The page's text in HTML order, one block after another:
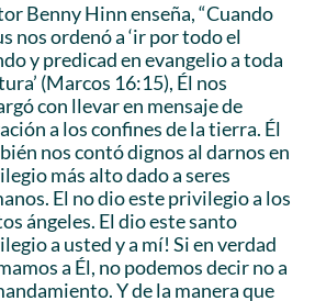
Benny Hinn enseña, “Cuando
nos ordenó a ‘ir por todo el
y predicad en evangelio a toda
(Marcos 16:15), Él nos
con llevar en mensaje de
a los confines de la tierra. Él
nos contó dignos al darnos en
más alto dado a seres
El no dio este privilegio a los
ángeles. El dio este santo
a usted y a mí! Si en verdad
a Él, no podemos decir no a
Y de la manera que